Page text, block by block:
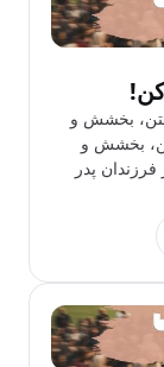
بخشش و
بخشش و
پدر